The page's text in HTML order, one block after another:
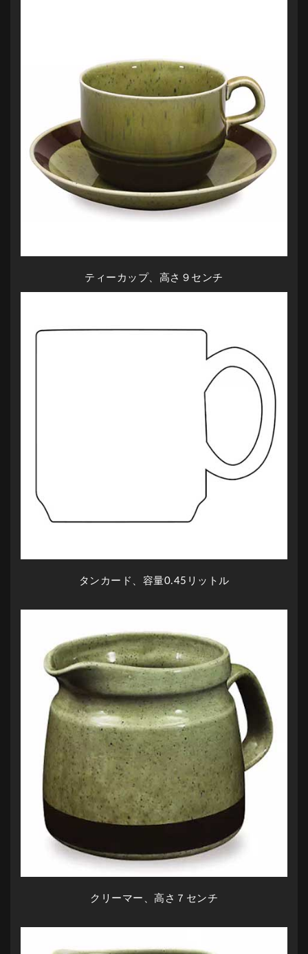
ティーカップ、高さ９センチ
タンカード、容量0.45リットル
クリーマー、高さ７センチ